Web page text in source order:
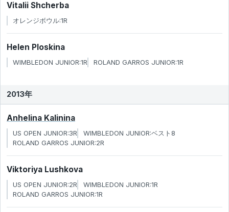
Vitalii Shcherba
オレンジボウル:1R
Helen Ploskina
WIMBLEDON JUNIOR:1R ROLAND GARROS JUNIOR:1R
2013年
Anhelina Kalinina
US OPEN JUNIOR:3R
WIMBLEDON JUNIOR:ベスト8
ROLAND GARROS JUNIOR:2R
Viktoriya Lushkova
US OPEN JUNIOR:2R
WIMBLEDON JUNIOR:1R
ROLAND GARROS JUNIOR:1R